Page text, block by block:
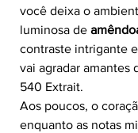
você deixa o
luminosa de
contraste intrigante
vai agradar amantes
540 Extrait.
Aos poucos, o
enquanto as notas